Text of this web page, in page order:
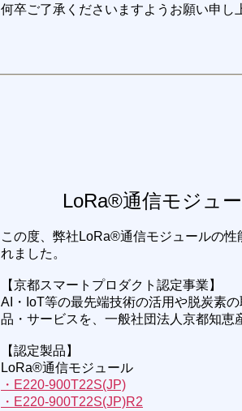
何卒ご了承くださいますようお願い申し
LoRa®通信モジュ
この度、弊社LoRa®通信モジュールの
れました。
【京都スマートプロダクト認定事業】
AI・IoT等の最先端技術の活用や脱炭素
品・サービスを、一般社団法人京都知恵
【認定製品】
LoRa®通信モジュール
・E220-900T22S(JP)
・E220-900T22S(JP)R2